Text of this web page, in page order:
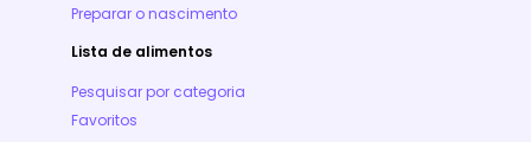
Preparar o nascimento
Lista de alimentos
Pesquisar por categoria
Favoritos